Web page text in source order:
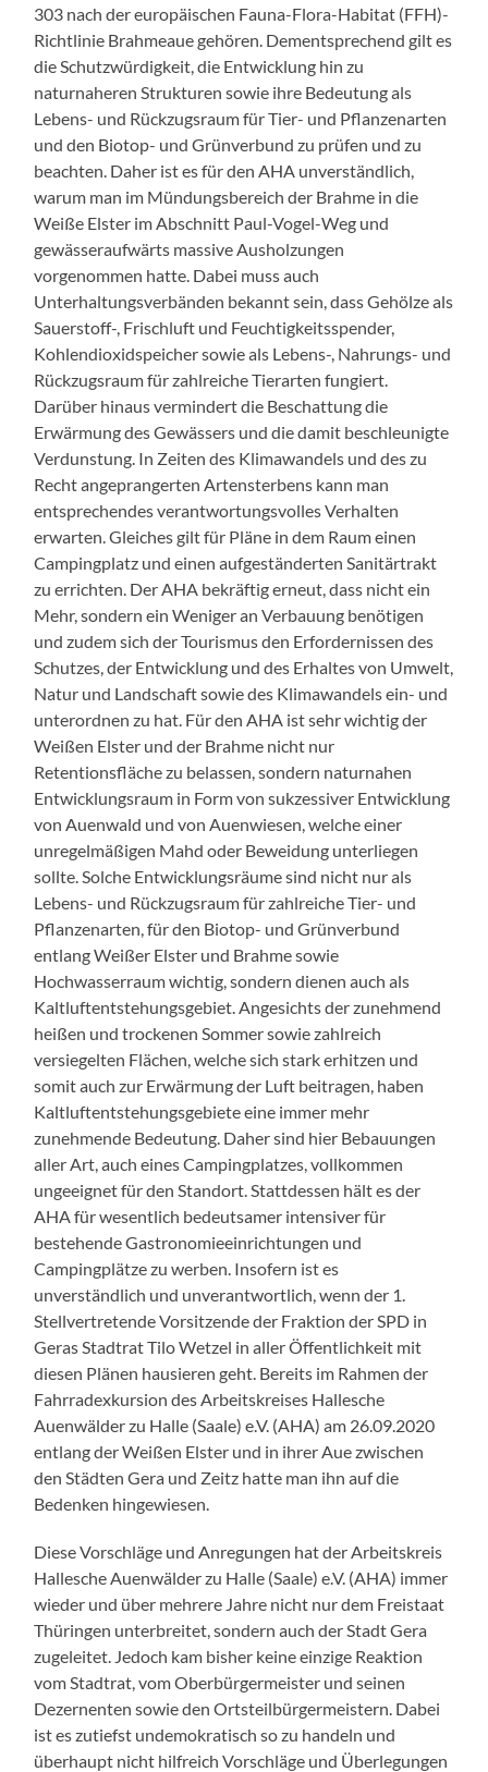
303 nach der europäischen Fauna-Flora-Habitat (FFH)-
Richtlinie Brahmeaue gehören. Dementsprechend gilt es
die Schutzwürdigkeit, die Entwicklung hin zu
naturnaheren Strukturen sowie ihre Bedeutung als
Lebens- und Rückzugsraum für Tier- und Pflanzenarten
und den Biotop- und Grünverbund zu prüfen und zu
beachten. Daher ist es für den AHA unverständlich,
warum man im Mündungsbereich der Brahme in die
Weiße Elster im Abschnitt Paul-Vogel-Weg und
gewässeraufwärts massive Ausholzungen
vorgenommen hatte. Dabei muss auch
Unterhaltungsverbänden bekannt sein, dass Gehölze als
Sauerstoff-, Frischluft und Feuchtigkeitsspender,
Kohlendioxidspeicher sowie als Lebens-, Nahrungs- und
Rückzugsraum für zahlreiche Tierarten fungiert.
Darüber hinaus vermindert die Beschattung die
Erwärmung des Gewässers und die damit beschleunigte
Verdunstung. In Zeiten des Klimawandels und des zu
Recht angeprangerten Artensterbens kann man
entsprechendes verantwortungsvolles Verhalten
erwarten. Gleiches gilt für Pläne in dem Raum einen
Campingplatz und einen aufgeständerten Sanitärtrakt
zu errichten. Der AHA bekräftig erneut, dass nicht ein
Mehr, sondern ein Weniger an Verbauung benötigen
und zudem sich der Tourismus den Erfordernissen des
Schutzes, der Entwicklung und des Erhaltes von Umwelt,
Natur und Landschaft sowie des Klimawandels ein- und
unterordnen zu hat. Für den AHA ist sehr wichtig der
Weißen Elster und der Brahme nicht nur
Retentionsfläche zu belassen, sondern naturnahen
Entwicklungsraum in Form von sukzessiver Entwicklung
von Auenwald und von Auenwiesen, welche einer
unregelmäßigen Mahd oder Beweidung unterliegen
sollte. Solche Entwicklungsräume sind nicht nur als
Lebens- und Rückzugsraum für zahlreiche Tier- und
Pflanzenarten, für den Biotop- und Grünverbund
entlang Weißer Elster und Brahme sowie
Hochwasserraum wichtig, sondern dienen auch als
Kaltluftentstehungsgebiet. Angesichts der zunehmend
heißen und trockenen Sommer sowie zahlreich
versiegelten Flächen, welche sich stark erhitzen und
somit auch zur Erwärmung der Luft beitragen, haben
Kaltluftentstehungsgebiete eine immer mehr
zunehmende Bedeutung. Daher sind hier Bebauungen
aller Art, auch eines Campingplatzes, vollkommen
ungeeignet für den Standort. Stattdessen hält es der
AHA für wesentlich bedeutsamer intensiver für
bestehende Gastronomieeinrichtungen und
Campingplätze zu werben. Insofern ist es
unverständlich und unverantwortlich, wenn der 1.
Stellvertretende Vorsitzende der Fraktion der SPD in
Geras Stadtrat Tilo Wetzel in aller Öffentlichkeit mit
diesen Plänen hausieren geht. Bereits im Rahmen der
Fahrradexkursion des Arbeitskreises Hallesche
Auenwälder zu Halle (Saale) e.V. (AHA) am 26.09.2020
entlang der Weißen Elster und in ihrer Aue zwischen
den Städten Gera und Zeitz hatte man ihn auf die
Bedenken hingewiesen.
Diese Vorschläge und Anregungen hat der Arbeitskreis
Hallesche Auenwälder zu Halle (Saale) e.V. (AHA) immer
wieder und über mehrere Jahre nicht nur dem Freistaat
Thüringen unterbreitet, sondern auch der Stadt Gera
zugeleitet. Jedoch kam bisher keine einzige Reaktion
vom Stadtrat, vom Oberbürgermeister und seinen
Dezernenten sowie den Ortsteilbürgermeistern. Dabei
ist es zutiefst undemokratisch so zu handeln und
überhaupt nicht hilfreich Vorschläge und Überlegungen